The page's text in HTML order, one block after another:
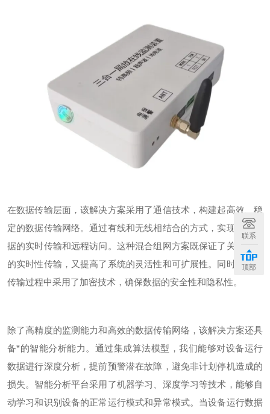
在数据传输层面，该解决方案采用了通信技术，构建起高效、稳
定的数据传输网络。通过有线和无线相结合的方式，实现监测数
据的实时传输和远程访问。这种混合组网方案既保证了关键数据
的实时性传输，又提高了系统的灵活性和可扩展性。同时，数据
传输过程中采用了加密技术，确保数据的安全性和隐私性。
除了高精度的监测能力和高效的数据传输网络，该解决方案还具
备*的智能分析能力。通过集成算法模型，我们能够对设备运行
数据进行深度分析，提前预警潜在故障，避免非计划停机造成的
损失。智能分析平台采用了机器学习、深度学习等技术，能够自
动学习和识别设备的正常运行模式和异常模式。当设备运行数据
联系
顶部